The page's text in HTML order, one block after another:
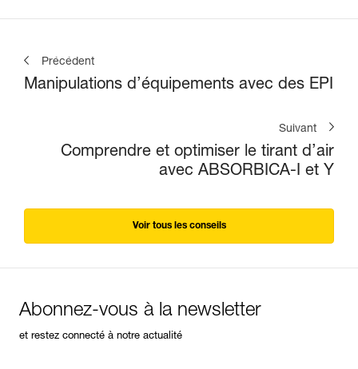
Précédent
Manipulations d’équipements avec des EPI
Suivant
Comprendre et optimiser le tirant d’air
avec ABSORBICA-I et Y
Voir tous les conseils
Abonnez-vous à la newsletter
et restez connecté à notre actualité